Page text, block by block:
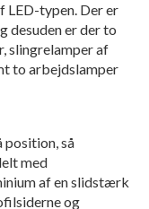
LED-typen. Der er
desuden er der to
slingrelamper af
to arbejdslamper
position, så
med
af en slidstærk
og